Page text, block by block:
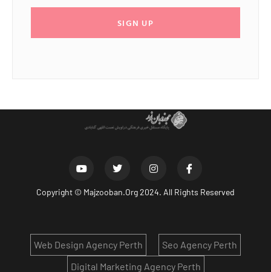
SIGN UP
Copyright © Majzooban.Org2024. All Rights Reserved
Seo Agency Perth
Web Design Agency Perth
Digital Marketing Agency Perth